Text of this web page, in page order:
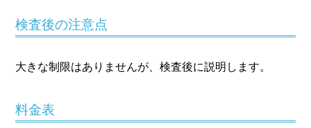
検査後の注意点
大きな制限はありませんが、検査後に説明します。
料金表